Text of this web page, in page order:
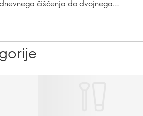
čiščenja do dvojnega